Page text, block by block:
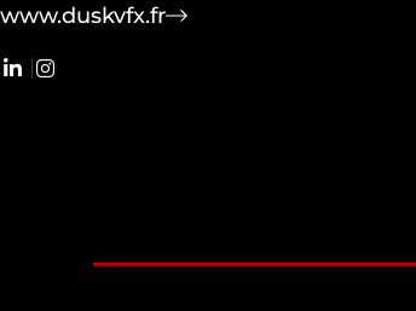
www.duskvfx.fr